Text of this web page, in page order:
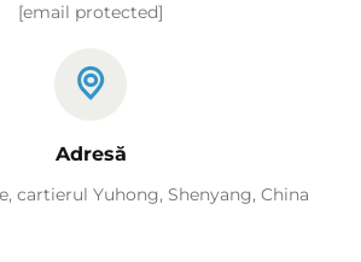
[email protected]
Adresă
cartierul Yuhong, Shenyang, China